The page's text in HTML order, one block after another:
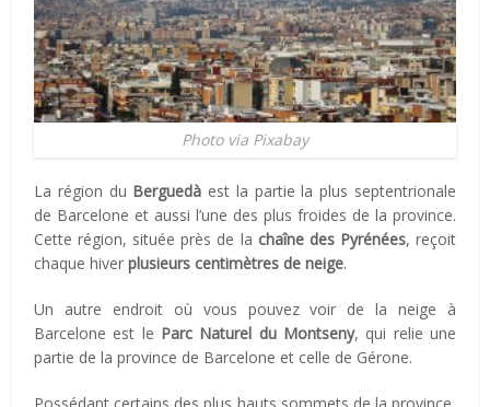
Photo via Pixabay
La région du Berguedà est la partie la plus septentrionale
de Barcelone et aussi l’une des plus froides de la province.
Cette région, située près de la chaîne des Pyrénées, reçoit
chaque hiverplusieurs centimètres de neige.
Un autre endroit où vous pouvez voir de la neige à
Barcelone est le Parc Naturel du Montseny, qui relie une
partie de la province de Barcelone et celle de Gérone.